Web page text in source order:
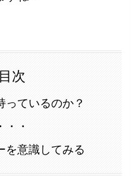
目次
っているのか？
・・
を意識してみる